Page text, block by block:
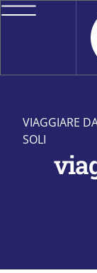
VIAGGIARE
SOLI